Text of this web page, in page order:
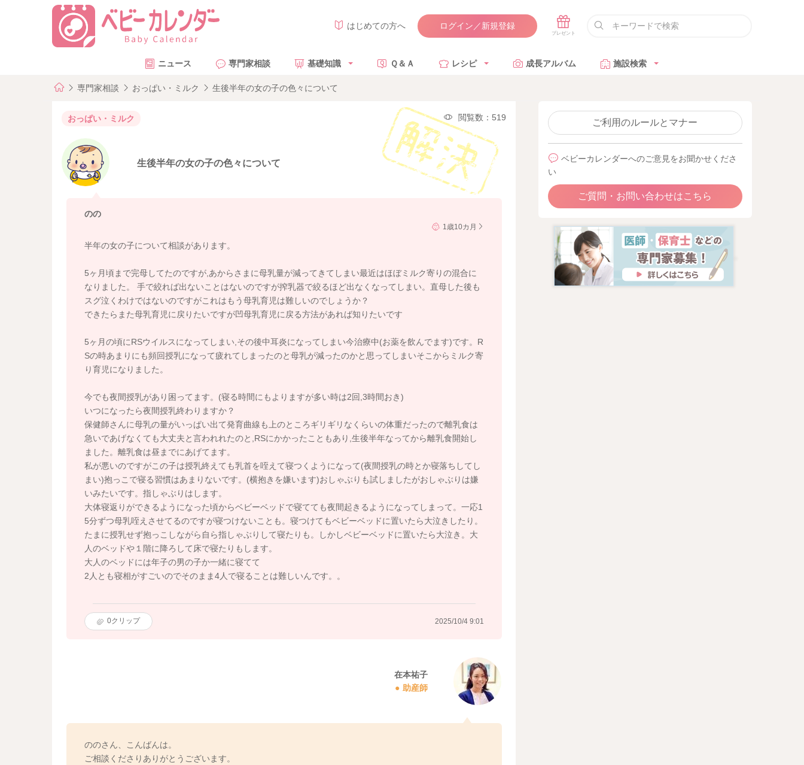
はじめての方へ ログイン／新規登録
ニュース 専門家相談 基礎知識 Ｑ＆Ａ レシピ 成長アルバム 施設検索
専門家相談 おっぱい・ミルク 生後半年の女の子の色々について
おっぱい・ミルク 閲覧数：519
生後半年の女の子の色々について
のの
1歳10カ月
半年の女の子について相談があります。
5ヶ月頃まで完母してたのですが,あからさまに母乳量が減ってきてしまい最近はほぼミルク寄りの混合に
なりました。 手で絞れば出ないことはないのですが搾乳器で絞るほど出なくなってしまい。直母した後も
スグ泣くわけではないのですがこれはもう母乳育児は難しいのでしょうか？
できたらまた母乳育児に戻りたいですが凹母乳育児に戻る方法があれば知りたいです
5ヶ月の頃にRSウイルスになってしまい,その後中耳炎になってしまい今治療中(お薬を飲んでます)です。R
Sの時あまりにも頻回授乳になって疲れてしまったのと母乳が減ったのかと思ってしまいそこからミルク寄
り育児になりました。
今でも夜間授乳があり困ってます。(寝る時間にもよりますが多い時は2回,3時間おき)
いつになったら夜間授乳終わりますか？
保健師さんに母乳の量がいっぱい出て発育曲線も上のところギリギリなくらいの体重だったので離乳食は
急いであげなくても大丈夫と言われれたのと,RSにかかったこともあり,生後半年なってから離乳食開始し
ました。離乳食は昼までにあげてます。
私が悪いのですがこの子は授乳終えても乳首を咥えて寝つくようになって(夜間授乳の時とか寝落ちしてし
まい)抱っこで寝る習慣はあまりないです。(横抱きを嫌います)おしゃぶりも試しましたがおしゃぶりは嫌
いみたいです。指しゃぶりはします。
大体寝返りができるようになった頃からベビーベッドで寝てても夜間起きるようになってしまって。一応1
5分ずつ母乳咥えさせてるのですが寝つけないことも。寝つけてもベビーベッドに置いたら大泣きしたり。
たまに授乳せず抱っこしながら自ら指しゃぶりして寝たりも。しかしベビーベッドに置いたら大泣き。大
人のベッドや１階に降ろして床で寝たりもします。
大人のベッドには年子の男の子か一緒に寝てて
2人とも寝相がすごいのでそのまま4人で寝ることは難しいんです。。
0クリップ 2025/10/4 9:01
在本祐子
助産師
ののさん、こんばんは。
ご相談くださりありがとうございます。
ご利用のルールとマナー
ベビーカレンダーへのご意見をお聞かせくださ
い
ご質問・お問い合わせはこちら